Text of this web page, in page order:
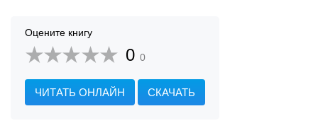
Оцените книгу
0 0
ЧИТАТЬ ОНЛАЙН СКАЧАТЬ